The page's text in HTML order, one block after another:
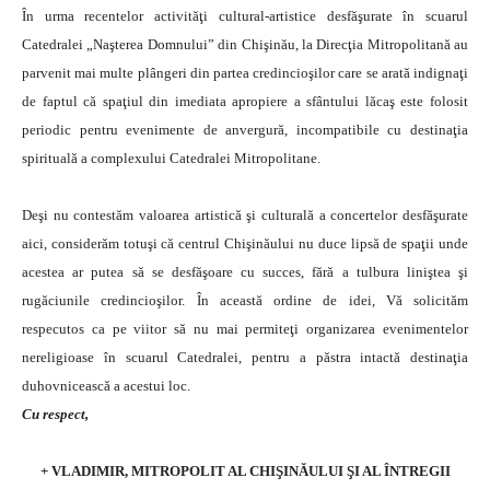
În urma recentelor activităţi cultural-artistice desfăşurate în scuarul
Catedralei „Naşterea Domnului” din Chişinău, la Direcţia Mitropolitană au
parvenit mai multe plângeri din partea credincioşilor care se arată indignaţi
de faptul că spaţiul din imediata apropiere a sfântului lăcaş este folosit
periodic pentru evenimente de anvergură, incompatibile cu destinaţia
spirituală a complexului Catedralei Mitropolitane.
Deşi nu contestăm valoarea artistică şi culturală a concertelor desfăşurate
aici, considerăm totuşi că centrul Chişinăului nu duce lipsă de spaţii unde
acestea ar putea să se desfăşoare cu succes, fără a tulbura liniştea şi
rugăciunile credincioşilor. În această ordine de idei, Vă solicităm
respecutos ca pe viitor să nu mai permiteţi organizarea evenimentelor
nereligioase în scuarul Catedralei, pentru a păstra intactă destinaţia
duhovnicească a acestui loc.
Cu respect,
+ VLADIMIR, MITROPOLIT AL CHIŞINĂULUI ŞI AL ÎNTREGII